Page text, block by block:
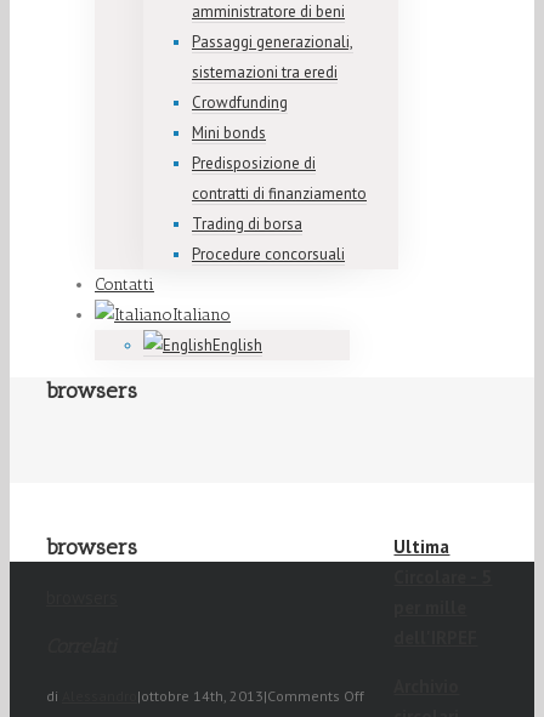
amministratore di beni
Passaggi generazionali,
sistemazioni tra eredi
Crowdfunding
Mini bonds
Predisposizione di
contratti di finanziamento
Trading di borsa
Procedure concorsuali
Contatti
Italiano
English
browsers
browsers
di |ottobre 14th, 2013|Comments Off
Ultima